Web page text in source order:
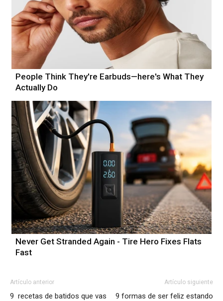
People Think They're Earbuds—here's What They
Actually Do
Never Get Stranded Again - Tire Hero Fixes Flats
Fast
Artículo anterior
9 recetas de batidos que vas
Artículo siguiente
9 formas de ser feliz estando